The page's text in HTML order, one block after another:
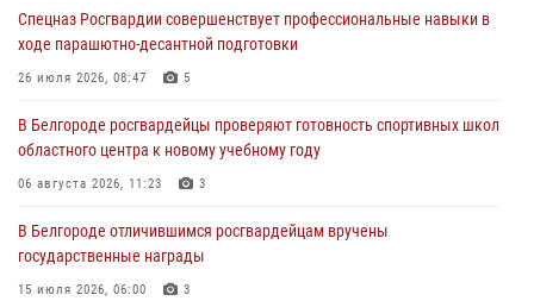
Росгвардейцы спасли раненого при атаке FPV-дрона ВСУ жителя
белгородского приграничья
04 августа 2026, 10:43
За неделю белгородские росгвардейцы пресекли свыше 130
правонарушений
04 августа 2026, 06:03
Спецназ Росгвардии совершенствует профессиональные навыки в
ходе парашютно-десантной подготовки
26 июля 2026, 08:47 5
В Белгороде росгвардейцы проверяют готовность спортивных школ
областного центра к новому учебному году
06 августа 2026, 11:23 3
В Белгороде отличившимся росгвардейцам вручены
государственные награды
15 июля 2026, 06:00 3